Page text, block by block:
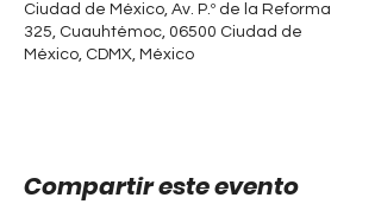
Ciudad de México, Av. P.º de la Reforma
325, Cuauhtémoc, 06500 Ciudad de
México, CDMX, México
Compartir este evento